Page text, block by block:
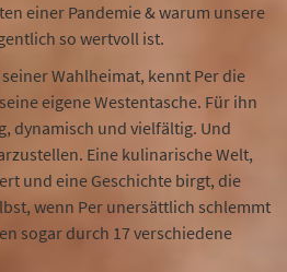
einer Pandemie & warum unsere
so wertvoll ist.
Wahlheimat, kennt Per die
eigene Westentasche. Für ihn
dynamisch und vielfältig. Und
Eine kulinarische Welt,
und eine Geschichte birgt, die
wenn Per unersättlich schlemmt
sogar durch 17 verschiedene